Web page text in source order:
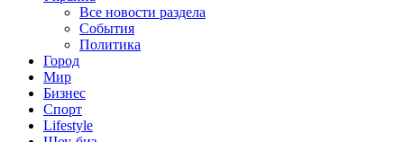
Все новости раздела
События
Политика
Город
Мир
Бизнес
Спорт
Lifestyle